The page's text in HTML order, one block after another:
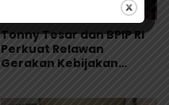
Tonny Tesar dan BPIP RI
Perkuat Relawan
Gerakan Kebijakan